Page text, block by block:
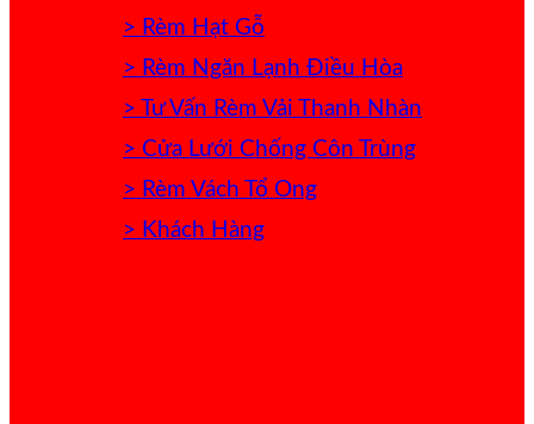
> Rèm Hạt Gỗ
> Rèm Ngăn Lạnh Điều Hòa
> Tư Vấn Rèm Vải Thanh Nhàn
> Cửa Lưới Chống Côn Trùng
> Rèm Vách Tổ Ong
> Khách Hàng